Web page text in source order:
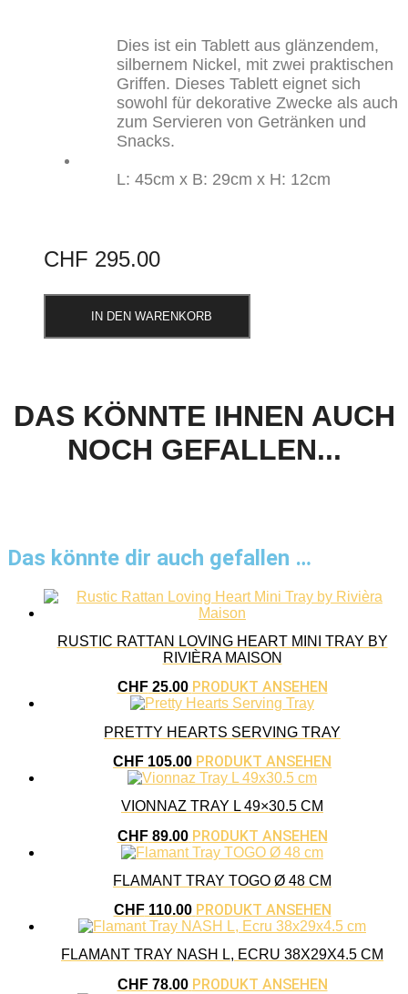
Dies ist ein Tablett aus glänzendem,
silbernem Nickel, mit zwei praktischen
Griffen. Dieses Tablett eignet sich
sowohl für dekorative Zwecke als auch
zum Servieren von Getränken und
Snacks.
L: 45cm x B: 29cm x H: 12cm
CHF 295.00
IN DEN WARENKORB
DAS KÖNNTE IHNEN AUCH
NOCH GEFALLEN...
Das könnte dir auch gefallen …
RUSTIC RATTAN LOVING HEART MINI TRAY BY
RIVIÈRA MAISON
CHF25.00 PRODUKT ANSEHEN
PRETTY HEARTS SERVING TRAY
CHF 105.00 PRODUKT ANSEHEN
VIONNAZ TRAY L 49×30.5 CM
CHF89.00 PRODUKT ANSEHEN
FLAMANT TRAY TOGO Ø 48 CM
CHF110.00 PRODUKT ANSEHEN
FLAMANT TRAY NASH L, ECRU 38X29X4.5 CM
CHF78.00 PRODUKT ANSEHEN